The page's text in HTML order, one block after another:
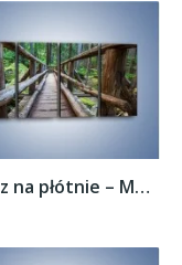
Obraz na płótnie – Mostek z drewnianych...